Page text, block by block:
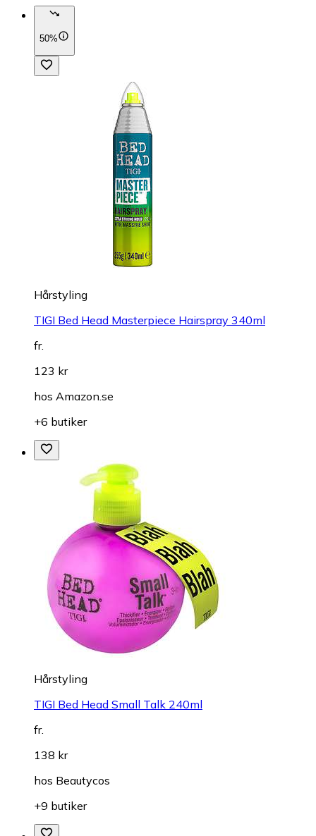
50%
Hårstyling
TIGI Bed Head Masterpiece Hairspray 340ml
fr.
123 kr
hos Amazon.se
+6 butiker
Hårstyling
TIGI Bed Head Small Talk 240ml
fr.
138 kr
hos Beautycos
+9 butiker